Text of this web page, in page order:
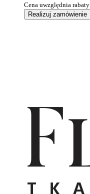
Cena uwzględnia rabaty
Realizuj zamówienie